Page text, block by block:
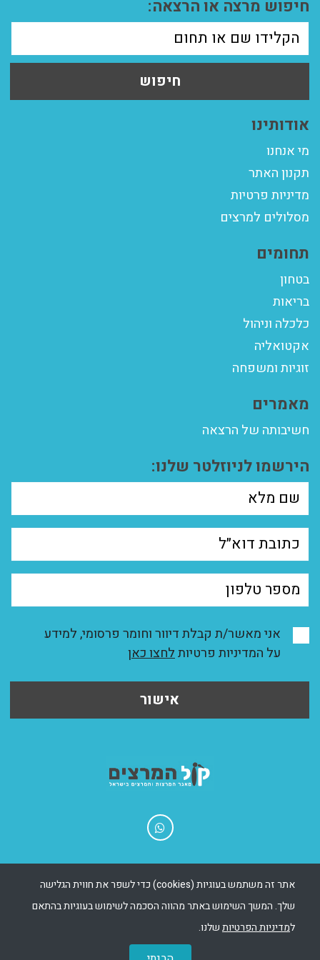
חיפוש מרצה או הרצאה:
חיפוש
אודותינו
מי אנחנו
תקנון האתר
מדיניות פרטיות
מסלולים למרצים
תחומים
בטחון
בריאות
כלכלה וניהול
אקטואליה
זוגיות ומשפחה
מאמרים
חשיבותה של הרצאה
הירשמו לניוזלטר שלנו:
אני מאשר/ת קבלת דיוור וחומר פרסומי, למידע
על המדיניות פרטיותלחצו כאן
אישור
בניית אתרים - Msite | שיווק אתר - Ewise
כל הזכויות שמורות 2025
09-7678899
קול המרצים
אתר זה משתמש בעוגיות (cookies) כדי לשפר את חווית הגלישה
שלך. המשך השימוש באתר מהווה הסכמה לשימוש בעוגיות בהתאם
למדיניות הפרטיותשלנו.